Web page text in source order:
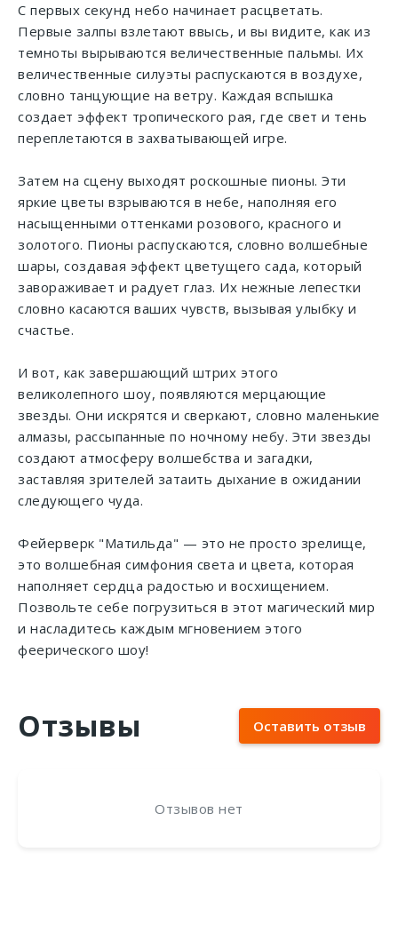
С первых секунд небо начинает расцветать.
Первые залпы взлетают ввысь, и вы видите, как из
темноты вырываются величественные пальмы. Их
величественные силуэты распускаются в воздухе,
словно танцующие на ветру. Каждая вспышка
создает эффект тропического рая, где свет и тень
переплетаются в захватывающей игре.
Затем на сцену выходят роскошные пионы. Эти
яркие цветы взрываются в небе, наполняя его
насыщенными оттенками розового, красного и
золотого. Пионы распускаются, словно волшебные
шары, создавая эффект цветущего сада, который
завораживает и радует глаз. Их нежные лепестки
словно касаются ваших чувств, вызывая улыбку и
счастье.
И вот, как завершающий штрих этого
великолепного шоу, появляются мерцающие
звезды. Они искрятся и сверкают, словно маленькие
алмазы, рассыпанные по ночному небу. Эти звезды
создают атмосферу волшебства и загадки,
заставляя зрителей затаить дыхание в ожидании
следующего чуда.
Фейерверк "Матильда" — это не просто зрелище,
это волшебная симфония света и цвета, которая
наполняет сердца радостью и восхищением.
Позвольте себе погрузиться в этот магический мир
и насладитесь каждым мгновением этого
феерического шоу!
Отзывы Оставить отзыв
Отзывов нет